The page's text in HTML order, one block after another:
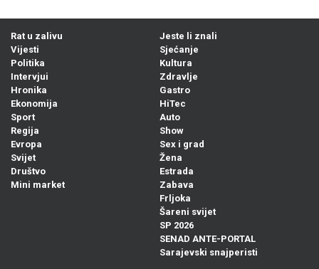
Rat u zalivu
Vijesti
Politika
Intervjui
Hronika
Ekonomija
Sport
Regija
Evropa
Svijet
Društvo
Mini market
Jeste li znali
Sjećanje
Kultura
Zdravlje
Gastro
HiTec
Auto
Show
Sex i grad
Žena
Estrada
Zabava
Frljoka
Šareni svijet
SP 2026
SENAD ANTE-PORTAL
Sarajevski snajperisti